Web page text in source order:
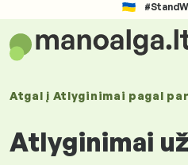
Atgal į Atlyginimai pagal
Atlyginimai